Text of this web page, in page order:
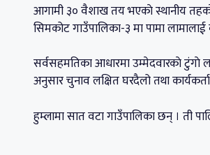
आगामी ३० वैशाख तय भएकाे स्थानीय
सिमकोट गाउँपालिका-३ मा पामा
सर्वसहमतिका आधारमा उम्मेदवारकाे टुंगाे
अनुसार चुनाव लक्षित घरदैलो तथा
हुम्लामा सात वटा गाउँपालिका छन् । ती